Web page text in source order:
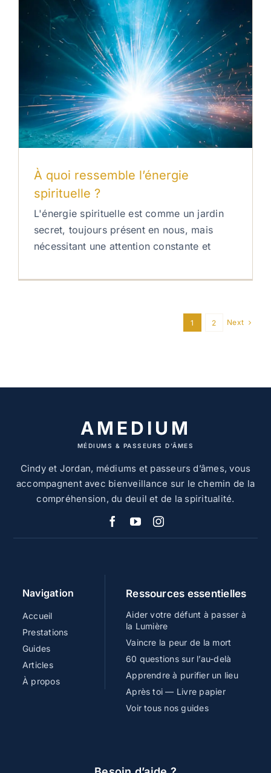
À quoi ressemble l’énergie
spirituelle ?
L'énergie spirituelle est comme un jardin
secret, toujours présent en nous, mais
nécessitant une attention constante et
1 2 Next
AMEDIUM
MÉDIUMS & PASSEURS D’ÂMES
Cindy et Jordan, médiums et passeurs d’âmes, vous
accompagnent avec bienveillance sur le chemin de la
compréhension, du deuil et de la spiritualité.
Navigation
Accueil
Prestations
Guides
Articles
À propos
Ressources essentielles
Aider votre défunt à passer à
la Lumière
Vaincre la peur de la mort
60 questions sur l’au-delà
Apprendre à purifier un lieu
Après toi — Livre papier
Voir tous nos guides